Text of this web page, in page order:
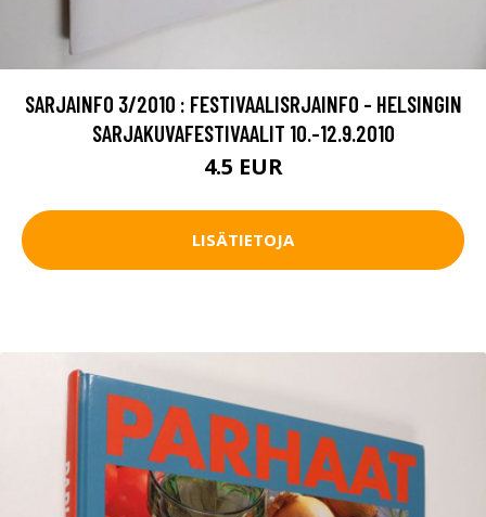
SARJAINFO 3/2010 : FESTIVAALISRJAINFO - HELSINGIN
SARJAKUVAFESTIVAALIT 10.-12.9.2010
4.5 EUR
LISÄTIETOJA